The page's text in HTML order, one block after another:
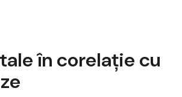
în corelație cu